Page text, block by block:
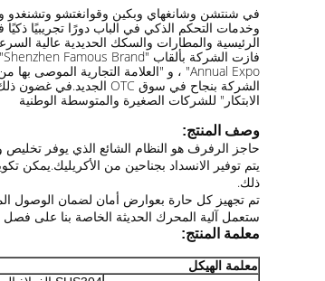
الرئيسية والمطارات والسكك الحديدية عالية السرعة ومراكز
الابتكار" للشركات الصغيرة والمتوسطة الوطنية
وصف المنتج:
حاجز الرفرف هو النظام الشائع الذي يوفر
يتم توفير الانسداد بجناحين من
ذلك.
تم تجهيز كل حارة بعوارض أمان لضمان الوصول
ستعمل آلية المحرك الحديثة الخاصة بنا على فصل
معلمة المنتج:
معلمة الهيكل